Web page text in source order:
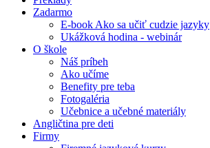
Zadarmo
E-book Ako sa učiť cudzie jazyky
Ukážková hodina - webinár
O škole
Náš príbeh
Ako učíme
Benefity pre teba
Fotogaléria
Učebnice a učebné materiály
Angličtina pre deti
Firmy